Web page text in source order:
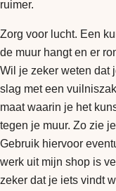
ruimer.
Zorg voor lucht. Een
de muur hangt en er
Wil je zeker weten dat
slag met een
maat waarin je het
tegen je muur. Zo zie
Gebruik hiervoor
werk uit mijn shop is
zeker dat je iets vindt